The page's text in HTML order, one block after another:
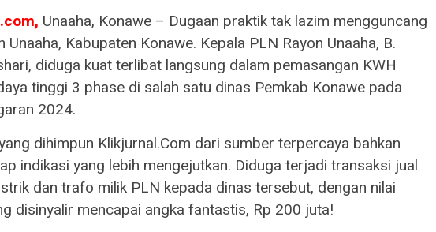
Unaaha, Konawe – Dugaan praktik tak lazim mengguncang
Unaaha, Kabupaten Konawe. Kepala PLN Rayon Unaaha, B.
diduga kuat terlibat langsung dalam pemasangan KWH
tinggi 3 phase di salah satu dinas Pemkab Konawe pada
2024.
dihimpun Klikjurnal.Com dari sumber terpercaya bahkan
indikasi yang lebih mengejutkan. Diduga terjadi transaksi jual
dan trafo milik PLN kepada dinas tersebut, dengan nilai
disinyalir mencapai angka fantastis, Rp 200 juta!